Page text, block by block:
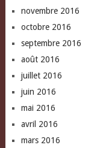
novembre 2016
octobre 2016
septembre 2016
août 2016
juillet 2016
juin 2016
mai 2016
avril 2016
mars 2016